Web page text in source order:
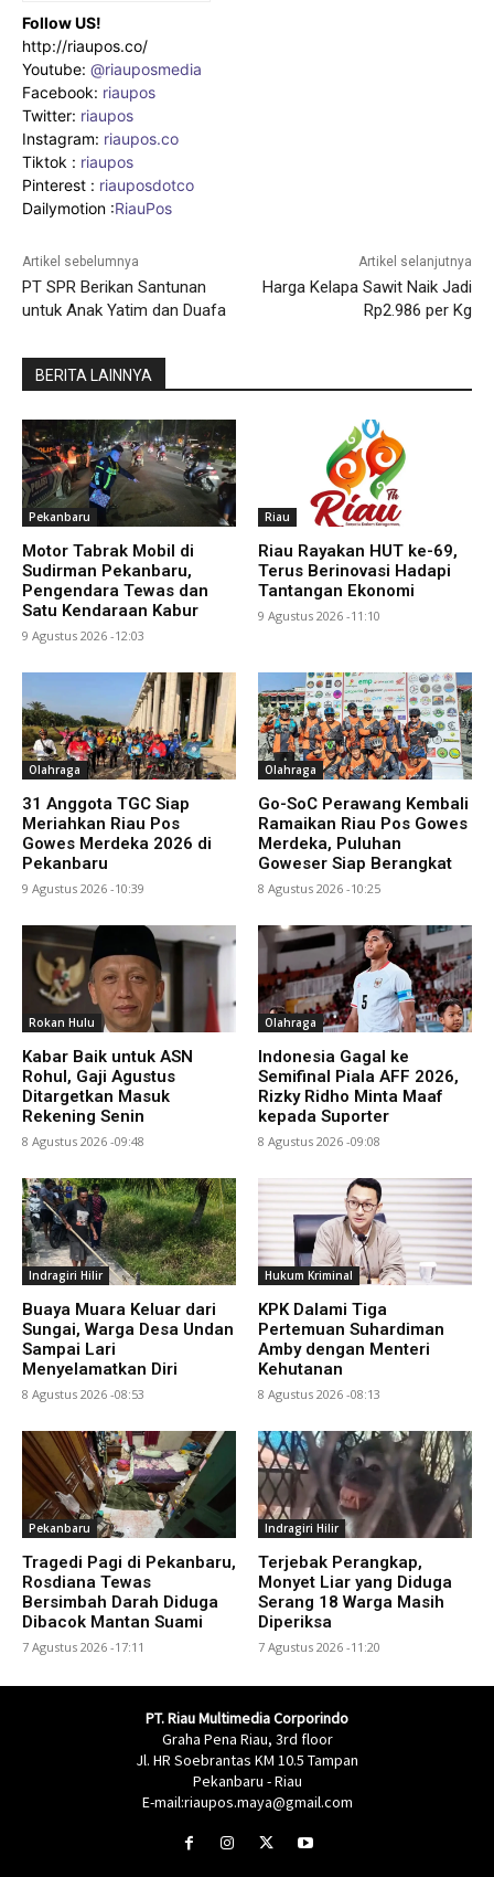
Follow US!
http://riaupos.co/
Youtube: @riauposmedia
Facebook: riaupos
Twitter: riaupos
Instagram: riaupos.co
Tiktok : riaupos
Pinterest : riauposdotco
Dailymotion :RiauPos
Artikel sebelumnya
PT SPR Berikan Santunan
untuk Anak Yatim dan Duafa
Artikel selanjutnya
Harga Kelapa Sawit Naik Jadi
Rp2.986 per Kg
BERITA LAINNYA
Pekanbaru
Motor Tabrak Mobil di
Sudirman Pekanbaru,
Pengendara Tewas dan
Satu Kendaraan Kabur
9 Agustus 2026 -12:03
Riau
Riau Rayakan HUT ke-69,
Terus Berinovasi Hadapi
Tantangan Ekonomi
9 Agustus 2026 -11:10
Olahraga
31 Anggota TGC Siap
Meriahkan Riau Pos
Gowes Merdeka 2026 di
Pekanbaru
9 Agustus 2026 -10:39
Olahraga
Go-SoC Perawang Kembali
Ramaikan Riau Pos Gowes
Merdeka, Puluhan
Goweser Siap Berangkat
8 Agustus 2026 -10:25
Rokan Hulu
Kabar Baik untuk ASN
Rohul, Gaji Agustus
Ditargetkan Masuk
Rekening Senin
8 Agustus 2026 -09:48
Olahraga
Indonesia Gagal ke
Semifinal Piala AFF 2026,
Rizky Ridho Minta Maaf
kepada Suporter
8 Agustus 2026 -09:08
Indragiri Hilir
Buaya Muara Keluar dari
Sungai, Warga Desa Undan
Sampai Lari
Menyelamatkan Diri
8 Agustus 2026 -08:53
Hukum Kriminal
KPK Dalami Tiga
Pertemuan Suhardiman
Amby dengan Menteri
Kehutanan
8 Agustus 2026 -08:13
Pekanbaru
Tragedi Pagi di Pekanbaru,
Rosdiana Tewas
Bersimbah Darah Diduga
Dibacok Mantan Suami
7 Agustus 2026 -17:11
Indragiri Hilir
Terjebak Perangkap,
Monyet Liar yang Diduga
Serang 18 Warga Masih
Diperiksa
7 Agustus 2026 -11:20
PT. Riau Multimedia Corporindo
Graha Pena Riau, 3rd floor
Jl. HR Soebrantas KM 10.5 Tampan
Pekanbaru - Riau
E-mail:riaupos.maya@gmail.com